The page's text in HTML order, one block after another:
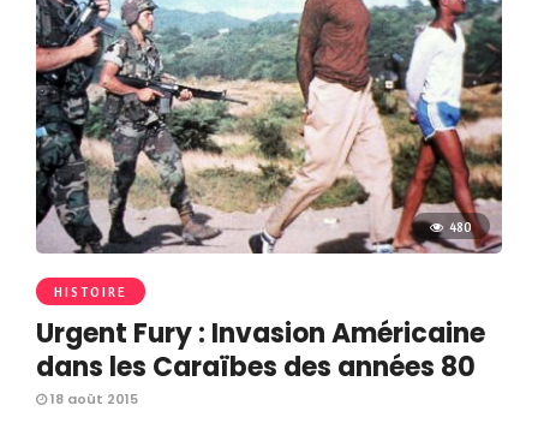
480
HISTOIRE
Urgent Fury : Invasion Américaine
dans les Caraïbes des années 80
18 août 2015